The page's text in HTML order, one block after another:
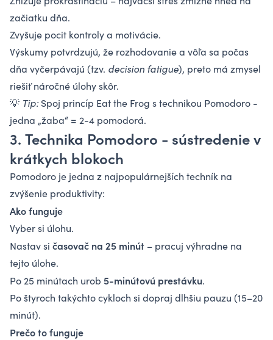
začiatku dňa.
Zvyšuje pocit kontroly a motivácie.
Výskumy potvrdzujú, že rozhodovanie a vôľa sa počas
dňa vyčerpávajú (tzv. decision fatigue), preto má zmysel
riešiť náročné úlohy skôr.
💡 Tip:Spoj princíp Eat the Frog s technikou Pomodoro -
jedna „žaba“ = 2-4 pomodorá.
3. Technika Pomodoro - sústredenie v
krátkych blokoch
Pomodoro je jedna z najpopulárnejších techník na
zvýšenie produktivity:
Ako funguje
Vyber si úlohu.
Nastav si časovač na 25 minút – pracuj výhradne na
tejto úlohe.
Po 25 minútach urob 5-minútovú prestávku.
Po štyroch takýchto cykloch si dopraj dlhšiu pauzu (15–20
minút).
Prečo to funguje